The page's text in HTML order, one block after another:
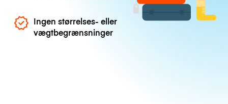
Ingen størrelses- eller
vægtbegrænsninger